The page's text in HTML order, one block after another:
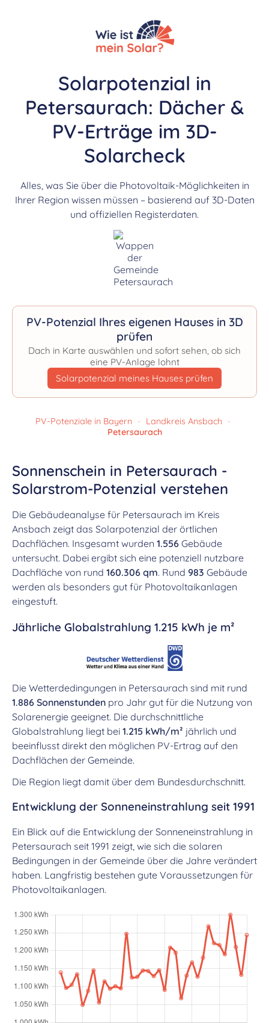
Solarpotenzial in
Petersaurach: Dächer &
PV-Erträge im 3D-
Solarcheck
Alles, was Sie über die Photovoltaik-Möglichkeiten in
Ihrer Region wissen müssen – basierend auf 3D-Daten
und offiziellen Registerdaten.
PV-Potenzial Ihres eigenen Hauses in 3D
prüfen
Dach in Karte auswählen und sofort sehen, ob sich
eine PV-Anlage lohnt
Solarpotenzial meines Hauses prüfen
PV-Potenziale in Bayern · Landkreis Ansbach
·
Petersaurach
Sonnenschein in Petersaurach -
Solarstrom-Potenzial verstehen
Die Gebäudeanalyse für Petersaurach im Kreis
Ansbach zeigt das Solarpotenzial der örtlichen
Dachflächen. Insgesamt wurden 1.556 Gebäude
untersucht. Dabei ergibt sich eine potenziell nutzbare
Dachfläche von rund 160.306 qm. Rund 983 Gebäude
werden als besonders gut für Photovoltaikanlagen
eingestuft.
Jährliche Globalstrahlung 1.215 kWh je m²
Die Wetterdedingungen in Petersaurach sind mit rund
1.886 Sonnenstunden pro Jahr gut für die Nutzung von
Solarenergie geeignet. Die durchschnittliche
Globalstrahlung liegt bei 1.215 kWh/m² jährlich und
beeinflusst direkt den möglichen PV-Ertrag auf den
Dachflächen der Gemeinde.
Die Region liegt damit über dem Bundesdurchschnitt.
Entwicklung der Sonneneinstrahlung seit 1991
Ein Blick auf die Entwicklung der Sonneneinstrahlung in
Petersaurach seit 1991 zeigt, wie sich die solaren
Bedingungen in der Gemeinde über die Jahre verändert
haben. Langfristig bestehen gute Voraussetzungen für
Photovoltaikanlagen.